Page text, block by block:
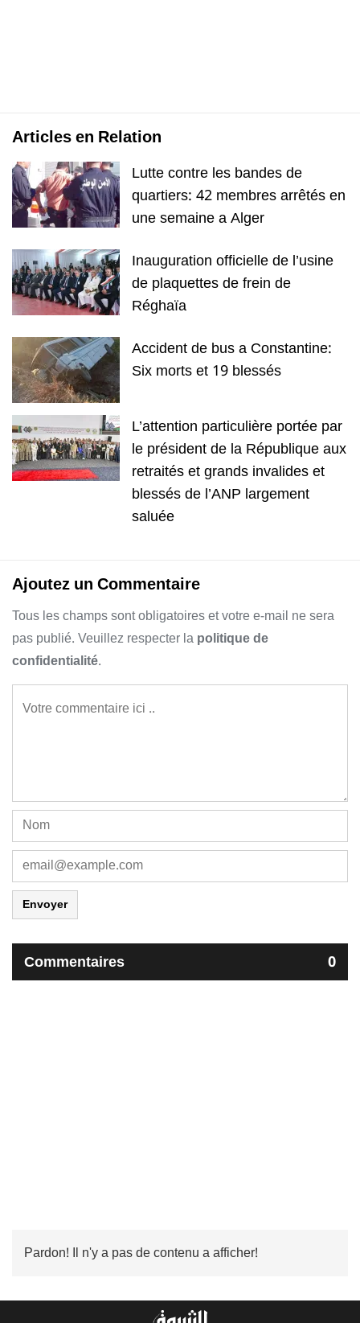
Articles en Relation
Lutte contre les bandes de
quartiers: 42 membres arrêtés en
une semaine a Alger
Inauguration officielle de l’usine
de plaquettes de frein de
Réghaïa
Accident de bus a Constantine:
Six morts et 19 blessés
L’attention particulière portée par
le président de la République aux
retraités et grands invalides et
blessés de l’ANP largement
saluée
Ajoutez un Commentaire
Tous les champs sont obligatoires et votre e-mail ne sera
pas publié. Veuillez respecter lapolitique de
confidentialité.
Envoyer
Commentaires 0
Pardon! Il n'y a pas de contenu a afficher!